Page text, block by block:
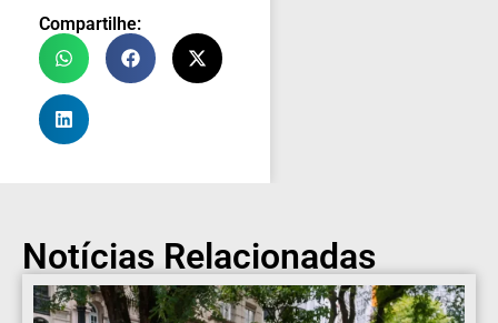
Compartilhe:
Notícias Relacionadas